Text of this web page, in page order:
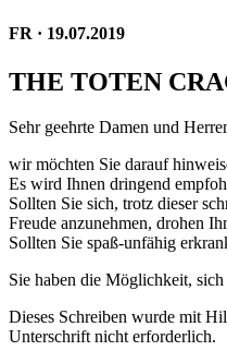
FR · 19.07.2019
THE TOTEN
Sehr geehrte Damen und
wir möchten Sie darauf
Es wird Ihnen dringend
Sollten Sie sich, trotz dieser
Freude anzunehmen, drohen
Sollten Sie spaß-unfähig
Sie haben die Möglichkeit,
Dieses Schreiben wurde mit
Unterschrift nicht erforderlich.